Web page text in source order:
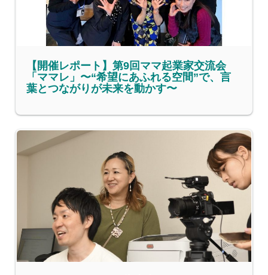
【開催レポート】第9回ママ起業家交流会
「ママレ」〜“希望にあふれる空間”で、言
葉とつながりが未来を動かす〜